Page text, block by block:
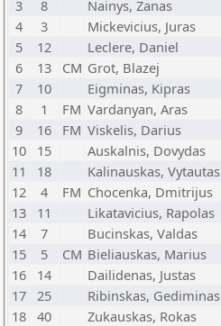
3
8 Nainys, Zanas
4
3 Mickevicius, Juras
5
12 Leclere, Daniel
6
13 CM Grot, Blazej
7
10 Eigminas, Kipras
8
1 FM Vardanyan, Aras
9
16 FM Viskelis, Darius
10
15 Auskalnis, Dovydas
11
18 Kalinauskas, Vytautas
12
4 FM Chocenka, Dmitrijus
13
11 Likatavicius, Rapolas
14
7 Bucinskas, Valdas
15
5 CM Bieliauskas, Marius
16
14 Dailidenas, Justas
17
25 Ribinskas, Gediminas
18
40 Zukauskas, Rokas